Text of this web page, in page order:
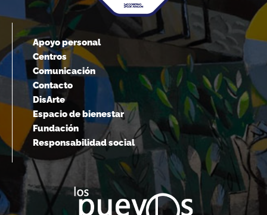
Apoyo personal
Centros
Comunicación
Contacto
DisArte
Espacio de bienestar
Fundación
Responsabilidad social